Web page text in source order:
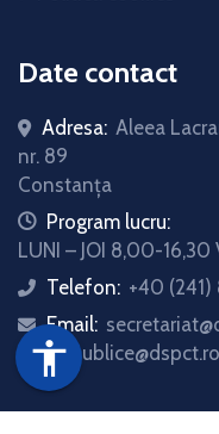
accessibility
Date contact
Adresa: Aleea
nr. 89
Constanța
iconProgram lucru:
LUNI – JOI 8,00-
icon
Telefon: +40
icon
Email:
relatii.publice@dspct.ro